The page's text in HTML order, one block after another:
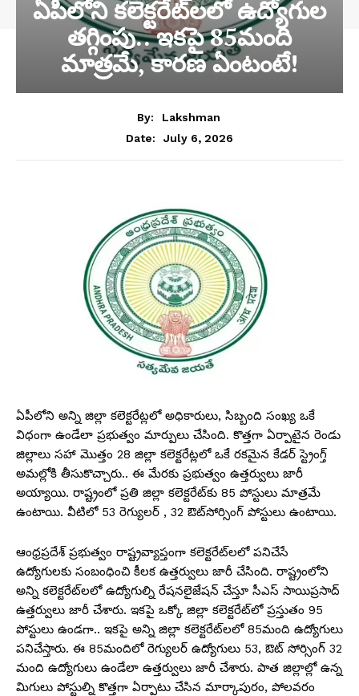
ఏపీలోని కలెక్టరేట్‌లలో ఉద్యోగుల
తగ్గింపు.. ఇకపై 85మంది
మాత్రమే, కారణ ఏంటంటే!
By:
Lakshman
Date:
July 6, 2026
ఏపీలోని అన్ని జిల్లా కలెక్టరేట్లలో అధికారులు, సిబ్బంది సంఖ్య ఒకే
విధంగా ఉండేలా ప్రభుత్వం మార్పులు చేసింది. కొత్తగా ఏర్పాటైన రెండు
జిల్లాలు సహా మొత్తం 28 జిల్లా కలెక్టరేట్లలో ఒకే రకమైన కేడర్ స్ట్రెంగ్త్
అమల్లోకి తీసుకొచ్చారు.. ఈ మేరకు ప్రభుత్వం ఉత్తర్వులు జారీ
అయ్యాయి. రాష్ట్రంలో ప్రతి జిల్లా కలెక్టరేట్‌కు 85 పోస్టులు మాత్రమే
ఉంటాయి. వీటిలో 53 రెగ్యులర్ , 32 ఔట్‌సోర్సింగ్ పోస్టులు ఉంటాయి.
ఆంధ్రప్రదేశ్ ప్రభుత్వం రాష్ట్రవ్యాప్తంగా కలెక్టరేట్‌లలో పనిచేసే
ఉద్యోగులకు సంబంధించి కీలక ఉత్తర్వులు జారీ చేసింది. రాష్ట్రంలోని
అన్ని కలెక్టరేట్‌లలో ఉద్యోగుల్ని రేషనలైజేషన్ చేస్తూ సీఎస్ సాయిప్రసాద్
ఉత్తర్వులు జారీ చేశారు. ఇకపై ఒక్కో జిల్లా కలెక్టరేట్‌లో ప్రస్తుతం 95
పోస్టులు ఉండగా.. ఇకపై అన్ని జిల్లా కలెక్టరేట్‌లలో 85మంది ఉద్యోగులు
పనిచేస్తారు. ఈ 85మందిలో రెగ్యులర్‌ ఉద్యోగులు 53, ఔట్‌ సోర్సింగ్‌ 32
మంది ఉద్యోగులు ఉండేలా ఉత్తర్వులు జారీ చేశారు. పాత జిల్లాల్లో ఉన్న
మిగులు పోస్టుల్ని కొత్తగా ఏర్పాటు చేసిన మార్కాపురం, పోలవరం